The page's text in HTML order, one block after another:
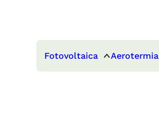
Fotovoltaica Aerotermia